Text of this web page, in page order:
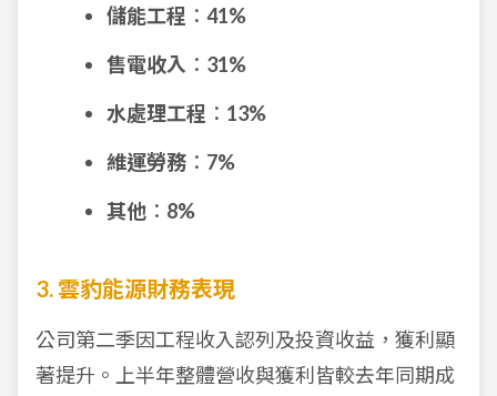
儲能工程 ： 41%
售電收入 ： 31%
水處理工程 ： 13%
維運勞務 ： 7%
其他 ： 8%
3. 雲豹能源財務表現
公司第二季因工程收入認列及投資收益，獲利顯
著提升。上半年整體營收與獲利皆較去年同期成